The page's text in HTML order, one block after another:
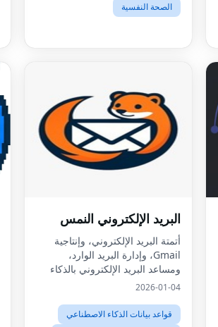
الصحة النفسية
البريد الإلكتروني النمس
أتمتة البريد الإلكتروني، وإنتاجية
Gmail، وإدارة البريد الوارد،
ومساعد البريد الإلكتروني بالذكاء
الاصطناعي
2026-01-04
قواعد بيانات الذكاء الاصطناعي